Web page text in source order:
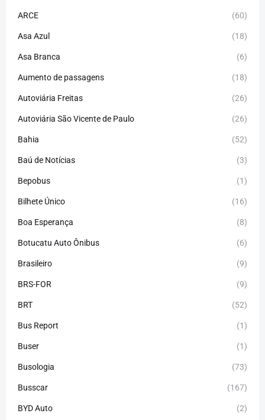
ARCE (60)
Asa Azul (18)
Asa Branca (6)
Aumento de passagens (18)
Autoviária Freitas (26)
Autoviária São Vicente de Paulo (26)
Bahia (52)
Baú de Notícias (3)
Bepobus (1)
Bilhete Único (16)
Boa Esperança (8)
Botucatu Auto Ônibus (6)
Brasileiro (9)
BRS-FOR (9)
BRT (52)
Bus Report (1)
Buser (1)
Busologia (73)
Busscar (167)
BYD Auto (2)